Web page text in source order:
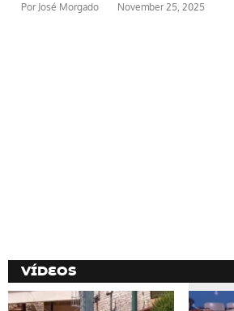
PorJosé Morgado November 25, 2025
VÍDEOS